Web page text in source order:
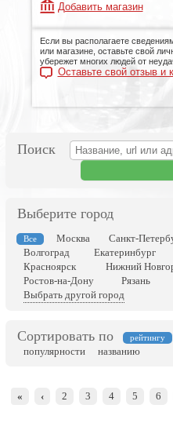
Добавить магазин
Если вы располагаете
или магазине, оставьте свой
убережет многих людей от
Оставьте свой отзыв и
Поиск
Выберите город
Все Москва Санкт-
Волгоград
Екатеринбург
Красноярск
Нижний
Ростов-на-Дону
Рязань
Выбрать другой город
Сортировать по рейтингу
популярности
названию
« ‹ 2 3 4 5 6